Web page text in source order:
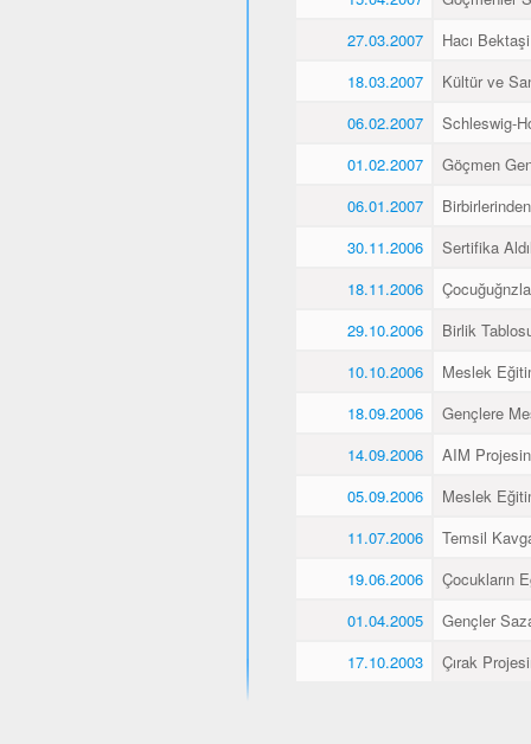
27.03.2007
Hacı
18.03.2007
Kültür ve
06.02.2007
Schleswig-
01.02.2007
Göçmen
06.01.2007
30.11.2006
Sertifika
18.11.2006
29.10.2006
Birlik
10.10.2006
Meslek
18.09.2006
Gençlere
14.09.2006
AIM
05.09.2006
Meslek
11.07.2006
Temsil
19.06.2006
Çocukların
01.04.2005
Gençler
17.10.2003
Çırak